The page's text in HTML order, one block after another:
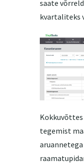
saate
kvartaliteks
tegemist
aruannetega